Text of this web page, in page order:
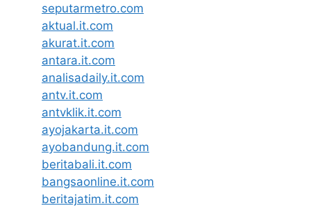
seputarmetro.com
aktual.it.com
akurat.it.com
antara.it.com
analisadaily.it.com
antv.it.com
antvklik.it.com
ayojakarta.it.com
ayobandung.it.com
beritabali.it.com
bangsaonline.it.com
beritajatim.it.com